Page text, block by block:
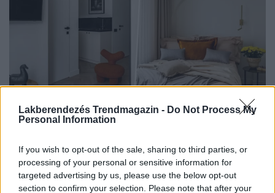
Lakberendezés Trendmagazin - Do Not Process My
Personal Information
If you wish to opt-out of the sale, sharing to third parties, or
processing of your personal or sensitive information for
targeted advertising by us, please use the below opt-out
section to confirm your selection. Please note that after your
KIS LAKÁS BERENDEZÉSE
Így alakítottak ki 38 négyzetméteren
háromszobás elosztást két gardróbbal
Ezt a 38 négyzetméteres, új építésű lakást egy hölgy